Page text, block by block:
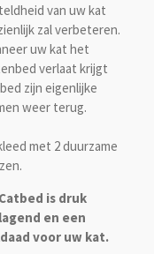
van uw kat
zal verbeteren.
uw kat het
verlaat krijgt
zijn eigenlijke
weer terug.
met 2 duurzame
is druk
en een
voor uw kat.